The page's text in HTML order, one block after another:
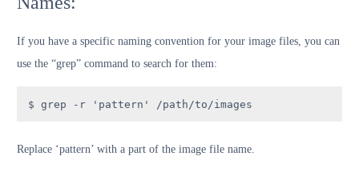
If you have a specific naming convention for your image files, you can
use the “grep” command to search for them:
$ grep -r 'pattern' /path/to/images
Replace ‘pattern’ with a part of the image file name.